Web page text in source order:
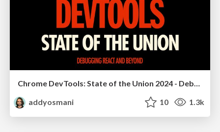
Chrome DevTools: State of the Union 2024 - Debugging React & Beyond
addyosmani
10 1.3k